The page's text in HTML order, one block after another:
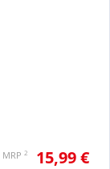
MRP 2 15,99 €